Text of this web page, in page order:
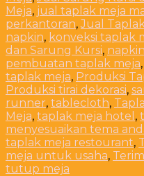
Meja, jual taplak meja
perkantoran,Jual
napkin, konveksi taplak
dan Sarung Kursi, napkin
pembuatan taplak meja,
taplak meja, Produksi
Produksi tirai dekorasi,
runner, tablecloth,
Meja, taplak meja hotel ,
menyesuaikan tema
taplak meja restourant,
meja untuk usaha,
tutup meja